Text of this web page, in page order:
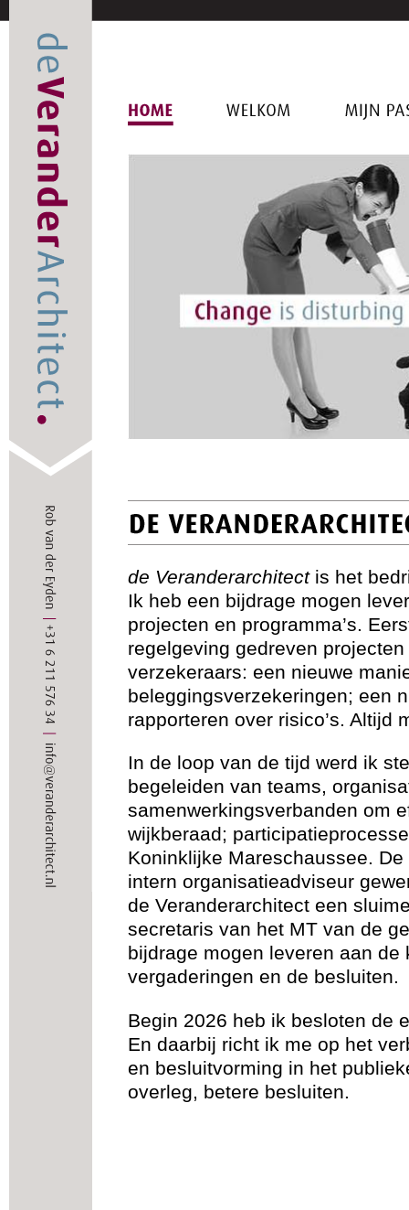
MIJN
de Veranderarchitectis het
Ik heb een bijdrage mogen
projecten en programma’s.
regelgeving gedreven
verzekeraars: een nieuwe
beleggingsverzekeringen; een
rapporteren over risico’s. Altijd
In de loop van de tijd werd ik
begeleiden van teams,
samenwerkingsverbanden om
wijkberaad;
Koninklijke Mareschaussee.
intern organisatieadviseur
de Veranderarchitect een
secretaris van het MT van de
bijdrage mogen leveren aan de
vergaderingen en de besluiten.
Begin 2026 heb ik besloten de
En daarbij richt ik me op het
en besluitvorming in het
overleg, betere besluiten.